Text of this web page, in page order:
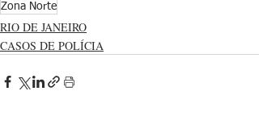
Zona Norte
RIO DE JANEIRO
CASOS DE POLÍCIA